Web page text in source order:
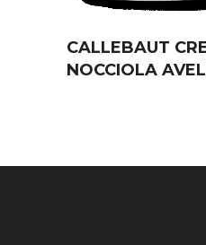
CALLEBAUT
NOCCIOLA